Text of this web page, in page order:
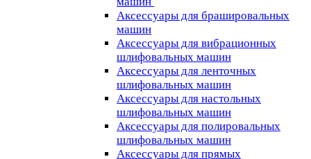
Аксессуары для брашировальных
машин
Аксессуары для вибрационных
шлифовальных машин
Аксессуары для ленточных
шлифовальных машин
Аксессуары для настольных
шлифовальных машин
Аксессуары для полировальных
шлифовальных машин
Аксессуары для прямых